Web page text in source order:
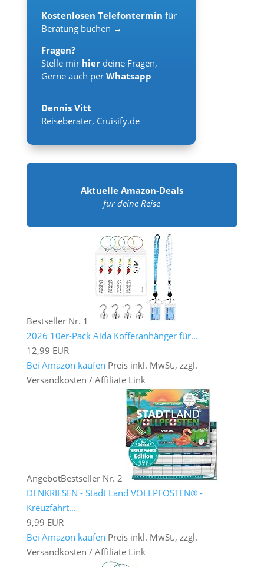
Kostenlosen Telefontermin für
Beratung buchen →
Fragen?
Stelle mir hier deine Fragen,
Gerne auch per Whatsapp
Dennis Vitt
Reiseberater, Cruisify.de
Aktuelle Amazon-Deals
für deine Reise
Bestseller Nr. 1
2026 10er-Pack Aida Kofferanhänger für...
12,99 EUR
Bei Amazon kaufen Preis inkl. MwSt., zzgl.
Versandkosten / Affiliate Link
AngebotBestseller Nr. 2
DENKRIESEN - Stadt Land VOLLPFOSTEN® -
Kreuzfahrt...
9,99 EUR
Bei Amazon kaufen Preis inkl. MwSt., zzgl.
Versandkosten / Affiliate Link